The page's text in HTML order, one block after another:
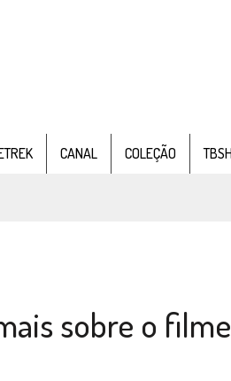
CANAL COLEÇÃO
STRANGE NEW WORDS
AXANAR HORAS APÓS ESTREIA
INCIDENT” (4×02)sobre o filme